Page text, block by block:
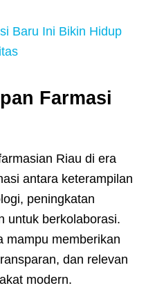
Baru Ini Bikin Hidup
Farmasi
Riau di era
antara keterampilan
peningkatan
untuk berkolaborasi.
mampu memberikan
dan relevan
modern.